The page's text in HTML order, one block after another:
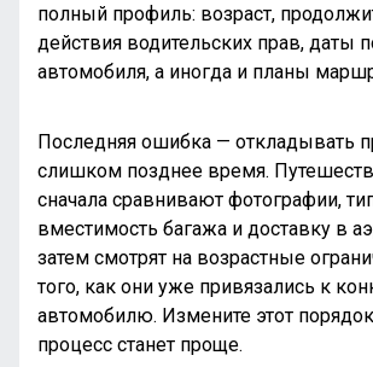
полный профиль: возраст,
действия водительских прав, даты
автомобиля, а иногда и планы
Последняя ошибка — откладывать
слишком позднее время.
сначала сравнивают фотографии,
вместимость багажа и доставку в
затем смотрят на возрастные
того, как они уже привязались к
автомобилю. Измените этот
процесс станет проще.